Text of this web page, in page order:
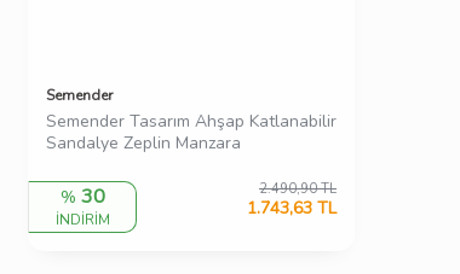
Semender
Semender Tasarım Ahşap Katlanabilir
Sandalye Zeplin Manzara
% 30
İNDİRİM
2.490,90TL
1.743,63 TL